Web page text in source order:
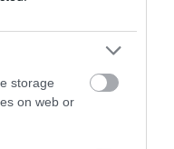
storage
on web or
Magyarországon